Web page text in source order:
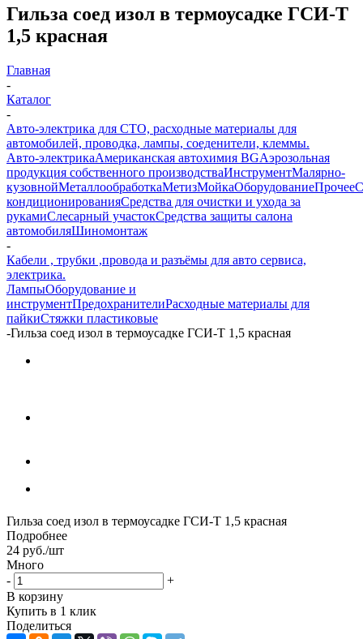
Гильза соед изол в термоусадке ГСИ-Т
1,5 красная
Главная
-
Каталог
-
Авто-электрика для СТО, расходные материалы для
автомобилей, проводка, лампы, соеденители, клеммы.
Авто-электрикаАмериканская автохимия BGАэрозольная
продукция собственного производстваИнструментМалярно-
кузовнойМеталлообработкаМетизМойкаОборудованиеПрочее
кондиционированияСредства для очистки и ухода за
рукамиСлесарный участокСредства защиты салона
автомобиляШиномонтаж
-
Кабели , трубки ,провода и разъёмы для авто сервиса,
электрика.
ЛампыОборудование и
инструментПредохранителиРасходные материалы для
пайкиСтяжки пластиковые
-Гильза соед изол в термоусадке ГСИ-Т 1,5 красная
Гильза соед изол в термоусадке ГСИ-Т 1,5 красная
Подробнее
24 руб./шт
Много
-
+
В корзину
Купить в 1 клик
Поделиться